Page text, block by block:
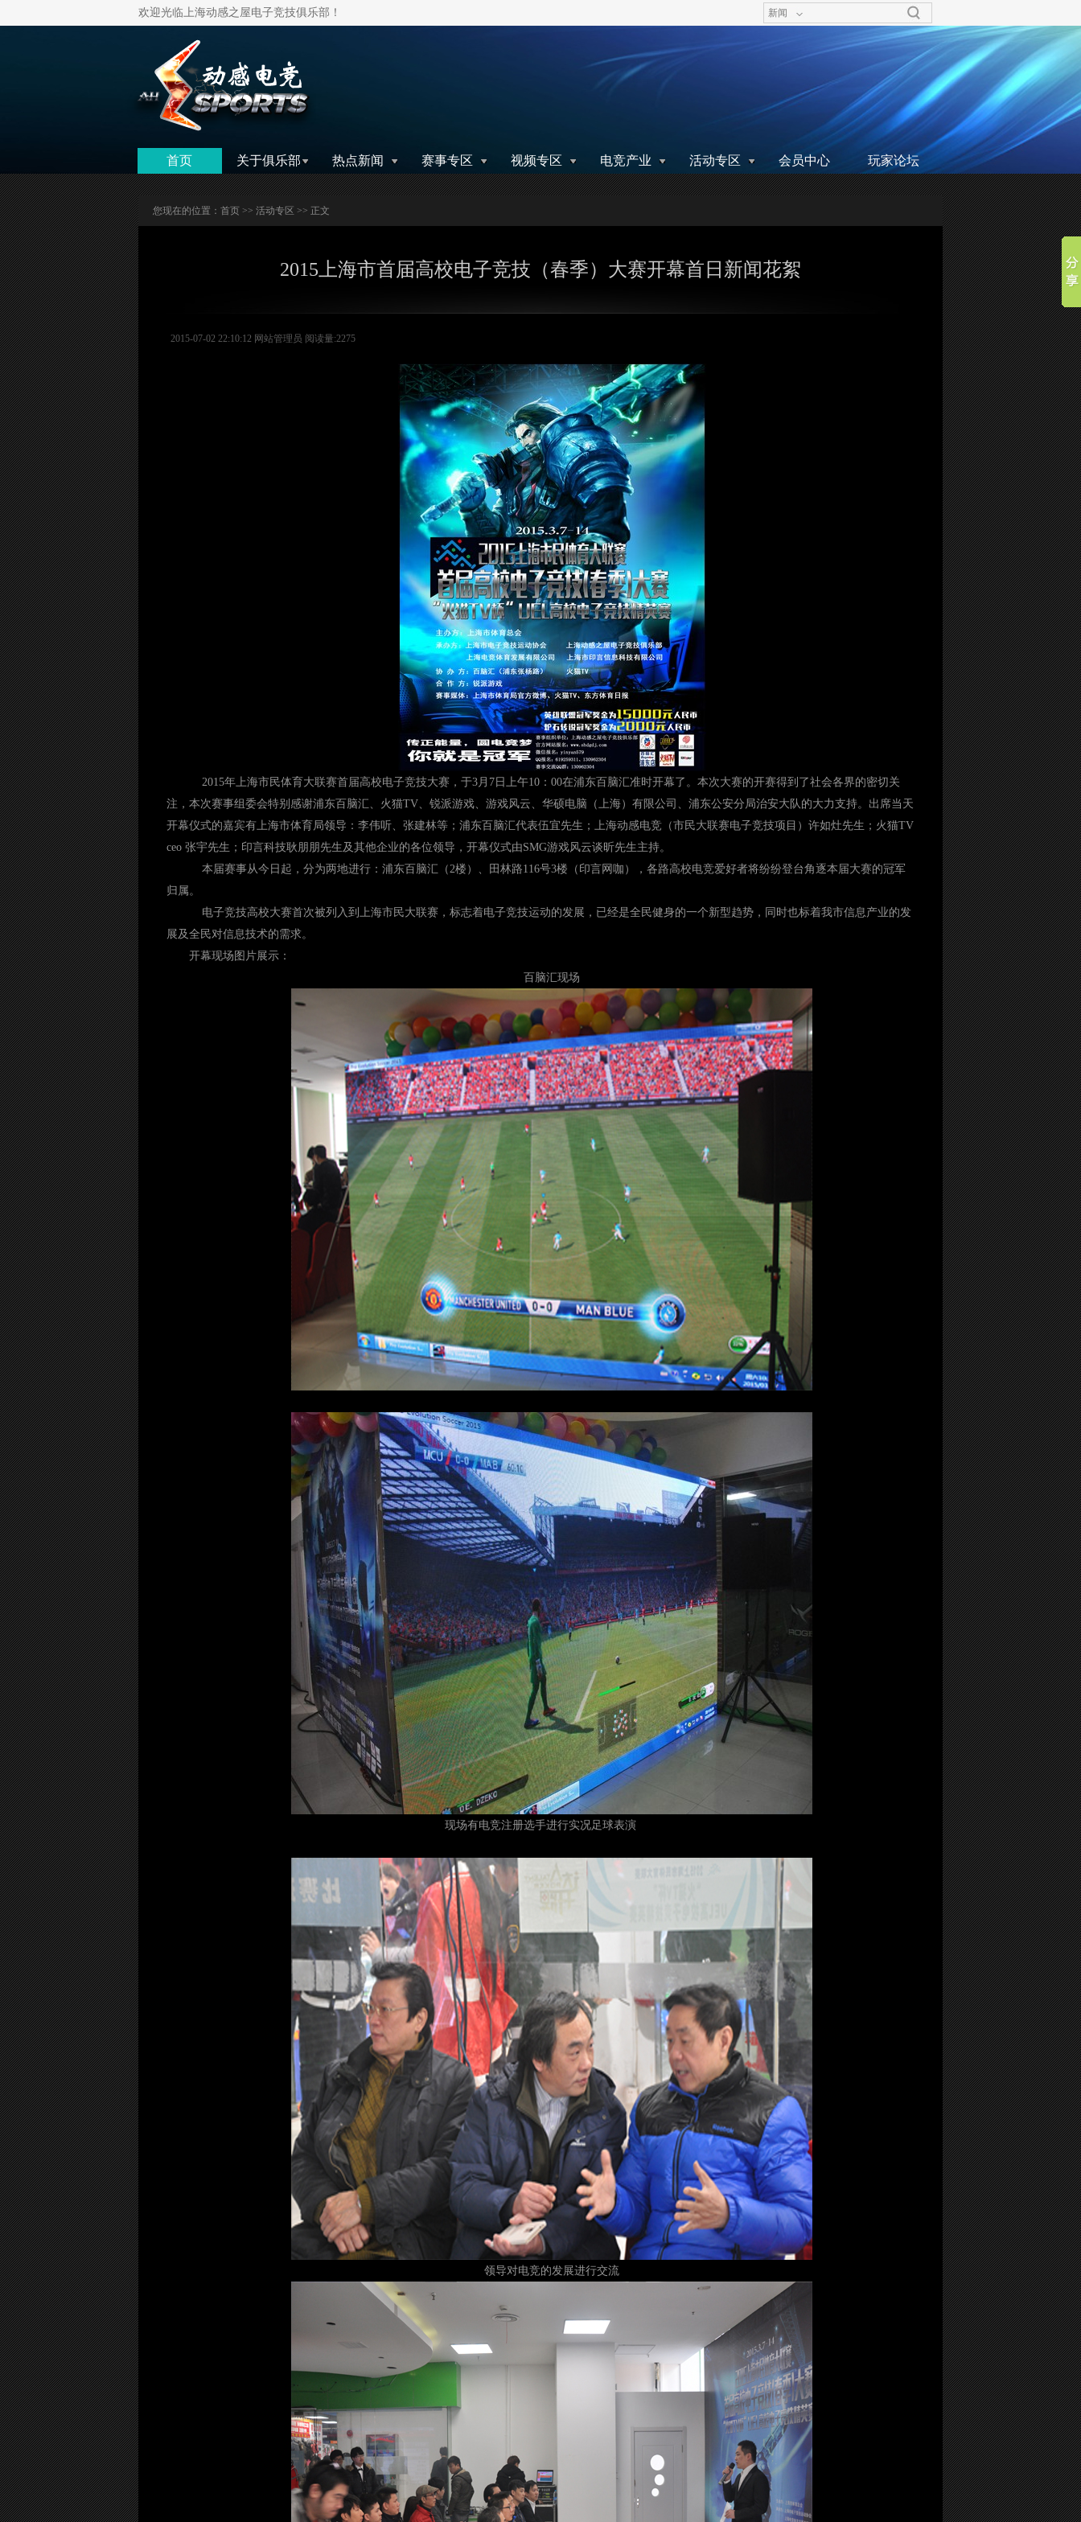
欢迎光临上海动感之屋电子竞技俱乐部！ 新闻
首页 关于俱乐部 热点新闻 赛事专区 视频专区 电竞产业 活动专区 会员中心 玩家论坛
您现在的位置： 首页 >> 活动专区 >> 正文
2015上海市首届高校电子竞技（春季）大赛开幕首日新闻花絮
2015-07-02 22:10:12 网站管理员 阅读量:2275
2015年上海市民体育大联赛首届高校电子竞技大赛，于3月7日上午10：00在浦东百脑汇准时开幕了。本次大赛的开赛得到了社会各界的密切关
注，本次赛事组委会特别感谢浦东百脑汇、火猫TV、锐派游戏、游戏风云、华硕电脑（上海）有限公司、浦东公安分局治安大队的大力支持。出席当天
开幕仪式的嘉宾有上海市体育局领导：李伟听、张建林等；浦东百脑汇代表伍宜先生；上海动感电竞（市民大联赛电子竞技项目）许如灶先生；火猫TV
ceo 张宇先生；印言科技耿朋朋先生及其他企业的各位领导，开幕仪式由SMG游戏风云谈昕先生主持。
本届赛事从今日起，分为两地进行：浦东百脑汇（2楼）、田林路116号3楼（印言网咖），各路高校电竞爱好者将纷纷登台角逐本届大赛的冠军
归属。
电子竞技高校大赛首次被列入到上海市民大联赛，标志着电子竞技运动的发展，已经是全民健身的一个新型趋势，同时也标着我市信息产业的发
展及全民对信息技术的需求。
开幕现场图片展示：
百脑汇现场
现场有电竞注册选手进行实况足球表演
领导对电竞的发展进行交流